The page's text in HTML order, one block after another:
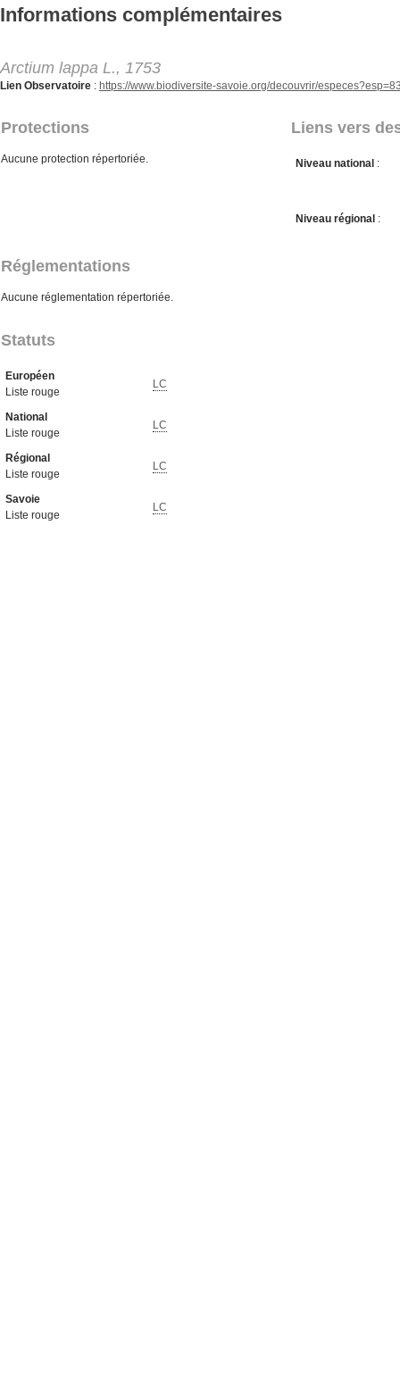
Aller au contenu principal
Informations complémentaires
Arctium lappa L., 1753
Lien Observatoire : https://www.biodiversite-savoie.org/decouvrir/
Protections Liens vers
Aucune protection répertoriée. Niveau national :
Niveau régional :
Réglementations
Aucune réglementation répertoriée.
Statuts
Européen
Liste rouge
LC
National
Liste rouge
LC
Régional
Liste rouge
LC
Savoie
Liste rouge
LC